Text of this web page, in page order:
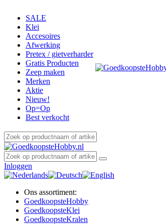
SALE
Klei
Accesoires
Afwerking
Pretex / gietverharder
Gratis Producten
Zeep maken
Merken
Aktie
Nieuw!
Op=Op
Best verkocht
Inloggen
Ons assortiment:
GoedkoopsteHobby
GoedkoopsteKlei
GoedkoopsteKralen